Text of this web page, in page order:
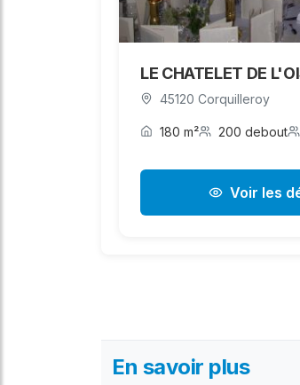
LE CHATELET DE
45120 Corquilleroy
180 m² 200 debout
Voir les
En savoir plus